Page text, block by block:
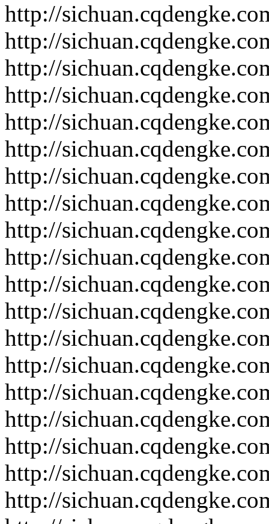
http://
http://
http://
http://
http://
http://
http://
http://
http://
http://
http://
http://
http://
http://
http://
http://
http://
http://
http://